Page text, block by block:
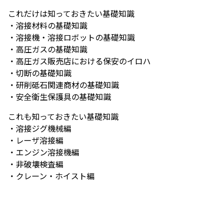
これだけは知っておきたい基礎知識
・溶接材料の基礎知識
・溶接機・溶接ロボットの基礎知識
・高圧ガスの基礎知識
・高圧ガス販売店における保安のイロハ
・切断の基礎知識
・研削砥石関連商材の基礎知識
・安全衛生保護具の基礎知識
これも知っておきたい基礎知識
・溶接ジグ機械編
・レーザ溶接編
・エンジン溶接機編
・非破壊検査編
・クレーン・ホイスト編